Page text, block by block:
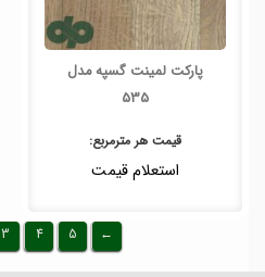
پارکت لمینت گسپه مدل
535
قیمت هر مترمربع:
استعلام قیمت
3 4 5 ←